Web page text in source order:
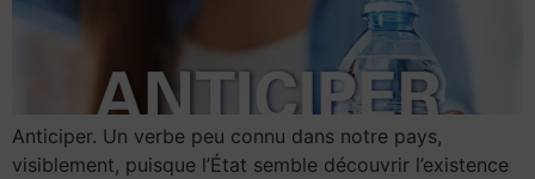
Anticiper. Un verbe peu connu dans notre pays,
visiblement, puisque l’État semble découvrir l’existence